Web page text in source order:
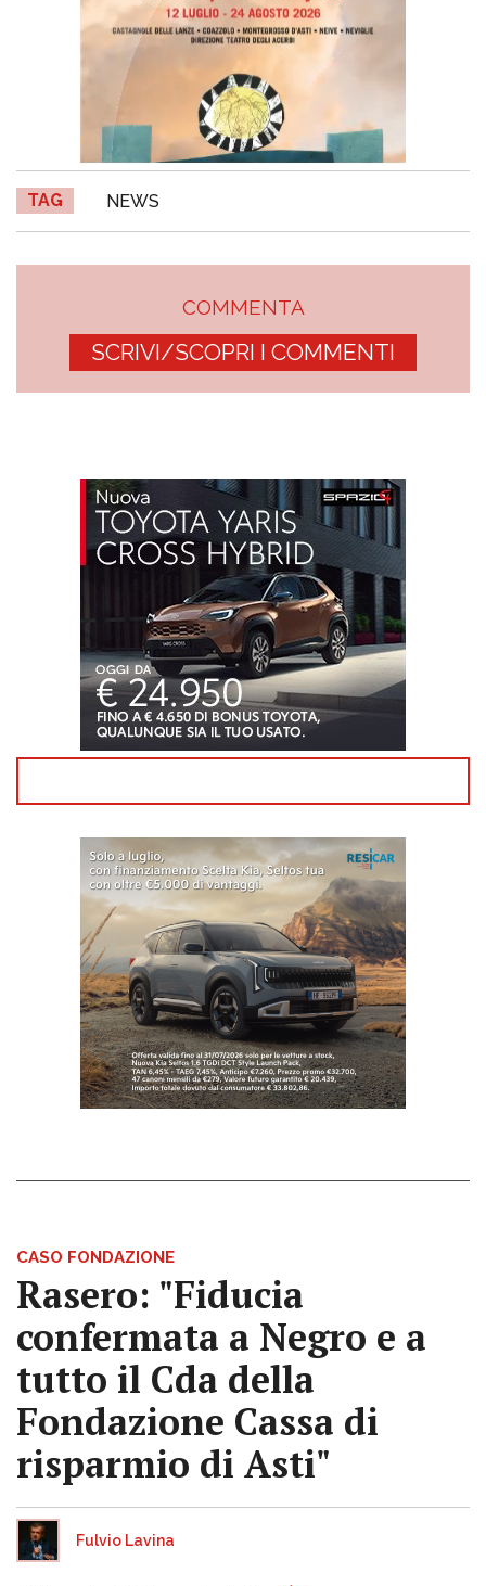
TAG NEWS
COMMENTA
SCRIVI/SCOPRI I COMMENTI
CASO FONDAZIONE
Rasero: "Fiducia
confermata a Negro e a
tutto il Cda della
Fondazione Cassa di
risparmio di Asti"
Fulvio Lavina